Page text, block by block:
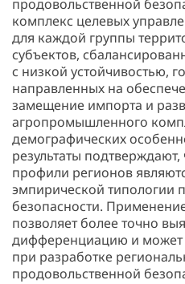
продовольственной
комплекс целевых
для каждой группы
субъектов,
с низкой устойчивостью,
направленных на
замещение импорта и
агропромышленного
демографических
результаты
профили регионов
эмпирической типологии
безопасности.
позволяет более точно
дифференциацию и может
при разработке
продовольственной